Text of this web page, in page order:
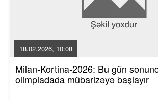
18.02.2026, 10:08
Milan-Kortina-2026: Bu gün
olimpiadada mübarizəyə başlayır